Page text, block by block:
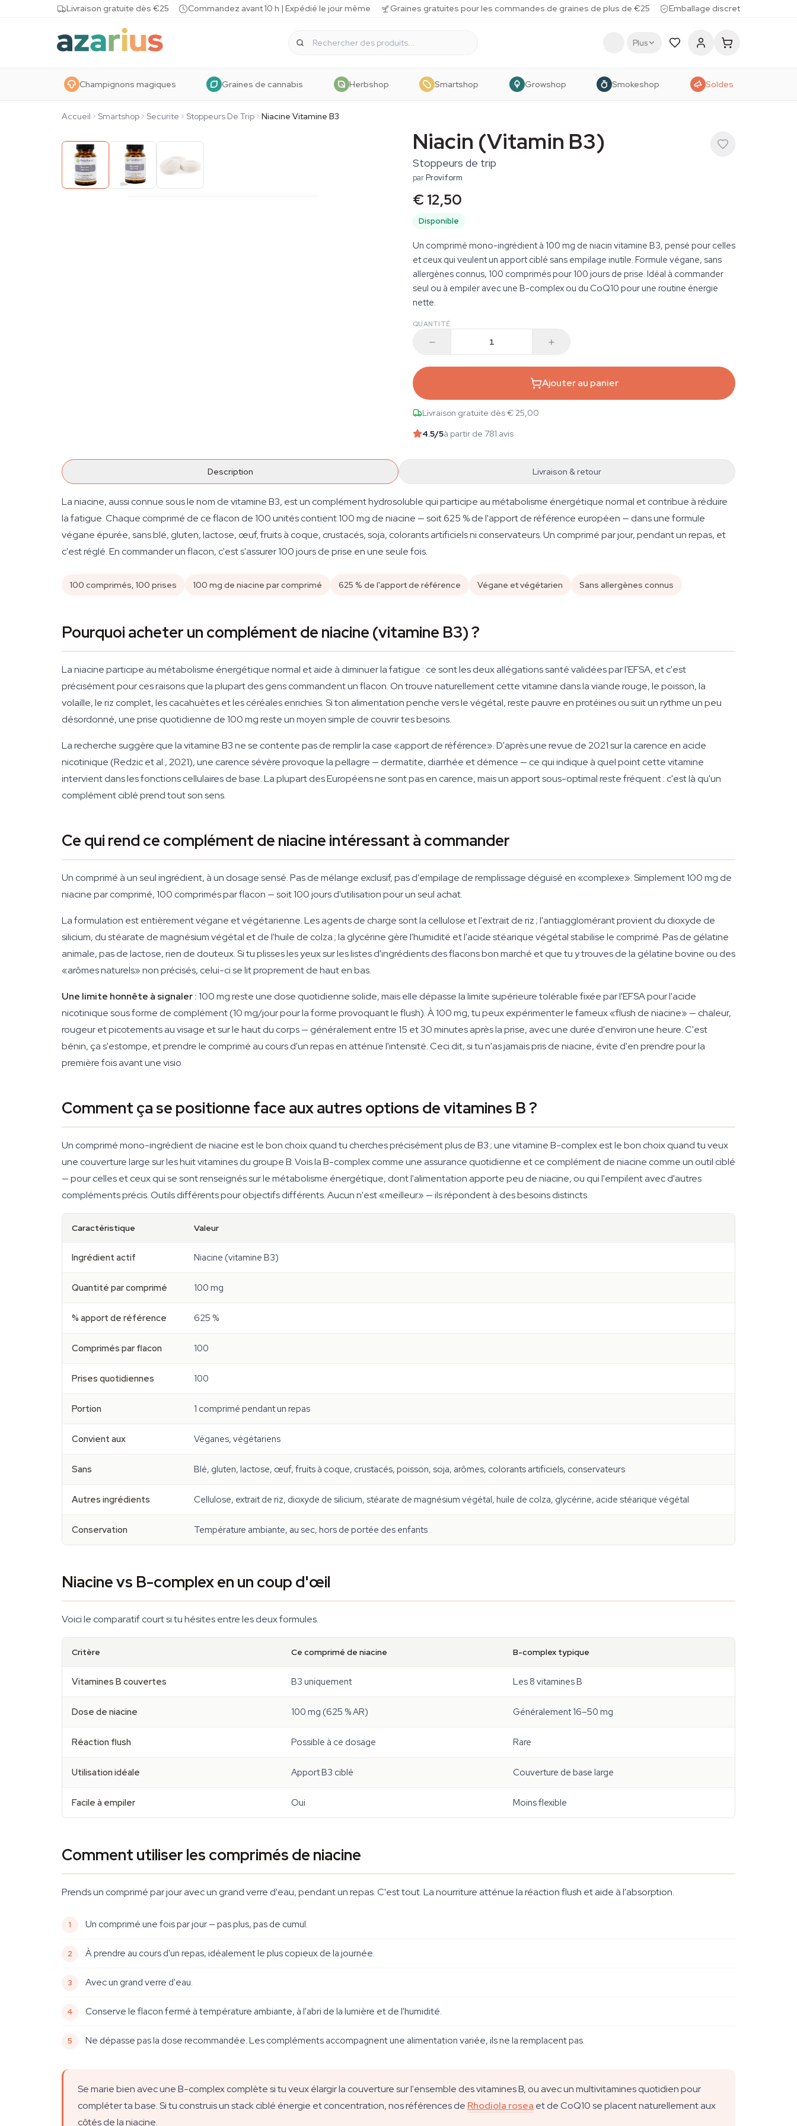
Skip to contentLivraison gratuite dès €25 Commandez avant 10 h | Expédié le jour même Graines gratuites pour les commandes de graines de plus de €25 Emballage discret
Plus
Champignons magiques Graines de cannabis Herbshop Smartshop Growshop Smokeshop Soldes
Accueil Smartshop Securite Stoppeurs De Trip Niacine Vitamine B3
Niacin (Vitamin B3)
Stoppeurs de trip
parProviform
€ 12,50
Disponible
Un comprimé mono-ingrédient à 100 mg de niacin vitamine B3, pensé pour celles
et ceux qui veulent un apport ciblé sans empilage inutile. Formule végane, sans
allergènes connus, 100 comprimés pour 100 jours de prise. Idéal à commander
seul ou à empiler avec une B-complex ou du CoQ10 pour une routine énergie
nette.
QUANTITÉ
Ajouter au panier
Livraison gratuite dès € 25,00
4.5/5à partir de 781 avis
Description Livraison & retour
La niacine, aussi connue sous le nom de vitamine B3, est un complément hydrosoluble qui participe au métabolisme énergétique normal et contribue à réduire
la fatigue. Chaque comprimé de ce flacon de 100 unités contient 100 mg de niacine — soit 625 % de l'apport de référence européen — dans une formule
végane épurée, sans blé, gluten, lactose, œuf, fruits à coque, crustacés, soja, colorants artificiels ni conservateurs. Un comprimé par jour, pendant un repas, et
c'est réglé. En commander un flacon, c'est s'assurer 100 jours de prise en une seule fois.
100 comprimés, 100 prises 100 mg de niacine par comprimé 625 % de l'apport de référence Végane et végétarien Sans allergènes connus
Pourquoi acheter un complément de niacine (vitamine B3) ?
La niacine participe au métabolisme énergétique normal et aide à diminuer la fatigue : ce sont les deux allégations santé validées par l'EFSA, et c'est
précisément pour ces raisons que la plupart des gens commandent un flacon. On trouve naturellement cette vitamine dans la viande rouge, le poisson, la
volaille, le riz complet, les cacahuètes et les céréales enrichies. Si ton alimentation penche vers le végétal, reste pauvre en protéines ou suit un rythme un peu
désordonné, une prise quotidienne de 100 mg reste un moyen simple de couvrir tes besoins.
La recherche suggère que la vitamine B3 ne se contente pas de remplir la case «apport de référence». D'après une revue de 2021 sur la carence en acide
nicotinique (Redzic et al., 2021), une carence sévère provoque la pellagre — dermatite, diarrhée et démence — ce qui indique à quel point cette vitamine
intervient dans les fonctions cellulaires de base. La plupart des Européens ne sont pas en carence, mais un apport sous-optimal reste fréquent : c'est là qu'un
complément ciblé prend tout son sens.
Ce qui rend ce complément de niacine intéressant à commander
Un comprimé à un seul ingrédient, à un dosage sensé. Pas de mélange exclusif, pas d'empilage de remplissage déguisé en «complexe». Simplement 100 mg de
niacine par comprimé, 100 comprimés par flacon — soit 100 jours d'utilisation pour un seul achat.
La formulation est entièrement végane et végétarienne. Les agents de charge sont la cellulose et l'extrait de riz ; l'antiagglomérant provient du dioxyde de
silicium, du stéarate de magnésium végétal et de l'huile de colza ; la glycérine gère l'humidité et l'acide stéarique végétal stabilise le comprimé. Pas de gélatine
animale, pas de lactose, rien de douteux. Si tu plisses les yeux sur les listes d'ingrédients des flacons bon marché et que tu y trouves de la gélatine bovine ou des
«arômes naturels» non précisés, celui-ci se lit proprement de haut en bas.
Une limite honnête à signaler :100 mg reste une dose quotidienne solide, mais elle dépasse la limite supérieure tolérable fixée par l'EFSA pour l'acide
nicotinique sous forme de complément (10 mg/jour pour la forme provoquant le flush). À 100 mg, tu peux expérimenter le fameux «flush de niacine» — chaleur,
rougeur et picotements au visage et sur le haut du corps — généralement entre 15 et 30 minutes après la prise, avec une durée d'environ une heure. C'est
bénin, ça s'estompe, et prendre le comprimé au cours d'un repas en atténue l'intensité. Ceci dit, si tu n'as jamais pris de niacine, évite d'en prendre pour la
première fois avant une visio.
Comment ça se positionne face aux autres options de vitamines B ?
Un comprimé mono-ingrédient de niacine est le bon choix quand tu cherches précisément plus de B3 ; une vitamine B-complex est le bon choix quand tu veux
une couverture large sur les huit vitamines du groupe B. Vois la B-complex comme une assurance quotidienne et ce complément de niacine comme un outil ciblé
— pour celles et ceux qui se sont renseignés sur le métabolisme énergétique, dont l'alimentation apporte peu de niacine, ou qui l'empilent avec d'autres
compléments précis. Outils différents pour objectifs différents. Aucun n'est «meilleur» — ils répondent à des besoins distincts.
Caractéristique Valeur
Ingrédient actif Niacine (vitamine B3)
Quantité par comprimé 100 mg
% apport de référence 625 %
Comprimés par flacon 100
Prises quotidiennes 100
Portion 1 comprimé pendant un repas
Convient aux Véganes, végétariens
Sans Blé, gluten, lactose, œuf, fruits à coque, crustacés, poisson, soja, arômes, colorants artificiels, conservateurs
Autres ingrédients Cellulose, extrait de riz, dioxyde de silicium, stéarate de magnésium végétal, huile de colza, glycérine, acide stéarique végétal
Conservation Température ambiante, au sec, hors de portée des enfants
Niacine vs B-complex en un coup d'œil
Voici le comparatif court si tu hésites entre les deux formules.
Critère Ce comprimé de niacine B-complex typique
Vitamines B couvertes B3 uniquement Les 8 vitamines B
Dose de niacine 100 mg (625 % AR) Généralement 16–50 mg
Réaction flush Possible à ce dosage Rare
Utilisation idéale Apport B3 ciblé Couverture de base large
Facile à empiler Oui Moins flexible
Comment utiliser les comprimés de niacine
Prends un comprimé par jour avec un grand verre d'eau, pendant un repas. C'est tout. La nourriture atténue la réaction flush et aide à l'absorption.
Un comprimé une fois par jour — pas plus, pas de cumul.
À prendre au cours d'un repas, idéalement le plus copieux de la journée.
Avec un grand verre d'eau.
Conserve le flacon fermé à température ambiante, à l'abri de la lumière et de l'humidité.
Ne dépasse pas la dose recommandée. Les compléments accompagnent une alimentation variée, ils ne la remplacent pas.
Se marie bien avec une B-complex complète si tu veux élargir la couverture sur l'ensemble des vitamines B, ou avec un multivitamines quotidien pour
compléter ta base. Si tu construis un stack ciblé énergie et concentration, nos références de Rhodiola rosea et de CoQ10 se placent naturellement aux
côtés de la niacine.